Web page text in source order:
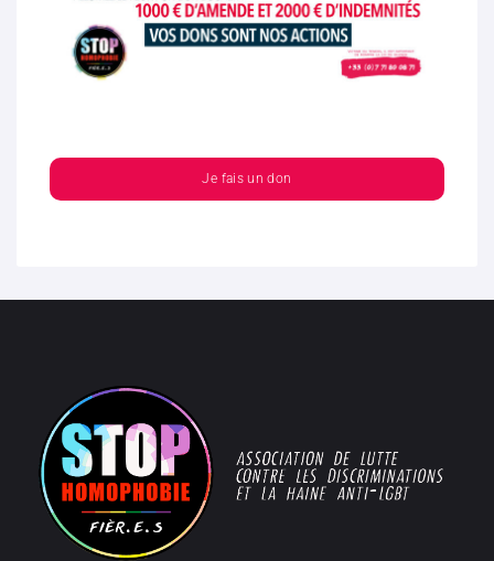
Je fais un don